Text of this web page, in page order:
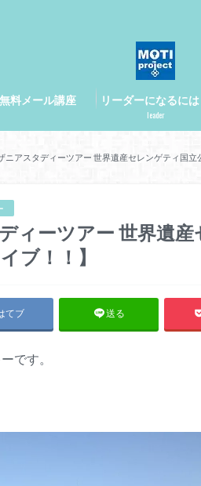
無料メール講座 リーダーになるには
leader
ニアスタディーツアー 世界遺産セレンゲティ国立
ィーツアー 世界遺産
ブ！！】
てブ 送る
です。